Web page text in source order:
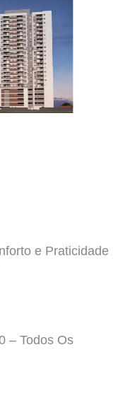
e Praticidade
– Todos Os